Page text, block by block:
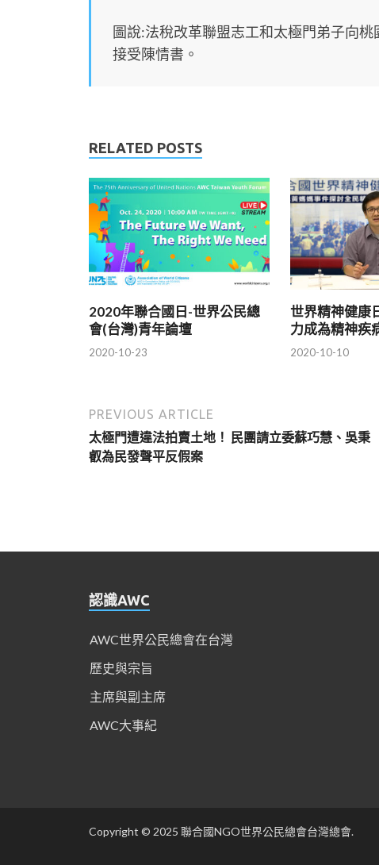
圖說:法稅改革聯盟志工和太極門弟子向
接受陳情書。
RELATED POSTS
2020年聯合國日-世界公民總
會(台灣)青年論壇
2020-10-23
世界精神健康
力成為精神疾
2020-10-10
PREVIOUS ARTICLE
太極門遭違法拍賣土地！ 民團請立委蘇巧慧、吳秉
叡為民發聲平反假案
認識AWC
AWC世界公民總會在台灣
歷史與宗旨
主席與副主席
AWC大事紀
Copyright © 2025 聯合國NGO世界公民總會台灣總會.